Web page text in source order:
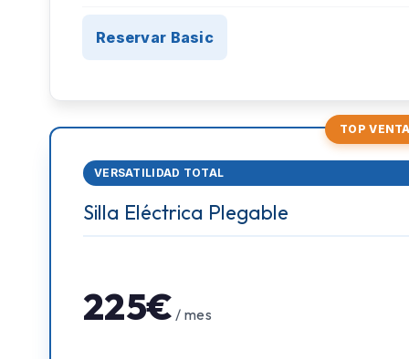
Reservar Basic
TOP
VERSATILIDAD TOTAL
Silla Eléctrica Plegable
225€ / mes